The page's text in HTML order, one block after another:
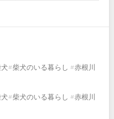
#柴犬のいる暮らし #赤根川
#柴犬のいる暮らし #赤根川